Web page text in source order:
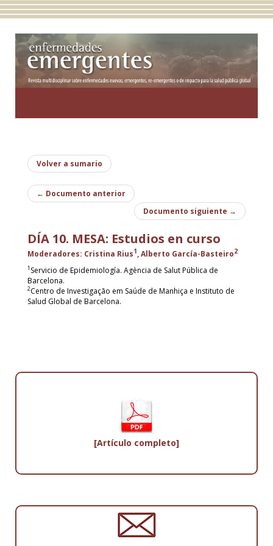
Volver a sumario
← Documento anterior
Documento siguiente →
DÍA 10. MESA: Estudios en curso
Moderadores: Cristina Rius1, Alberto García-Basteiro2
1 Servicio de Epidemiología. Agència de Salut Pública de
Barcelona.
2Centro de Investigação em Saúde de Manhiça e Instituto de
Salud Global de Barcelona.
[Artículo completo]